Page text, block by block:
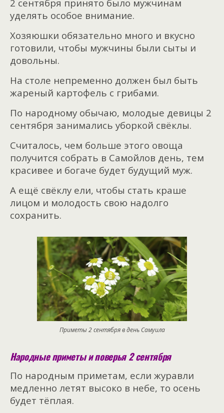
2 сентября принято было мужчинам
уделять особое внимание.
Хозяюшки обязательно много и вкусно
готовили, чтобы мужчины были сыты и
довольны.
На столе непременно должен был быть
жареный картофель с грибами.
По народному обычаю, молодые девицы 2
сентября занимались уборкой свёклы.
Считалось, чем больше этого овоща
получится собрать в Самойлов день, тем
красивее и богаче будет будущий муж.
А ещё свёклу ели, чтобы стать краше
лицом и молодость свою надолго
сохранить.
Приметы 2 сентября в день Самуила
Народные приметы и поверья 2 сентября
По народным приметам, если журавли
медленно летят высоко в небе, то осень
будет тёплая.